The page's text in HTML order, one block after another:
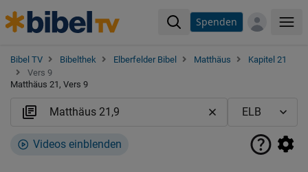
Spenden
Bibel TV Bibelthek Elberfelder Bibel Matthäus
Kapitel 21
Vers 9
Matthäus 21, Vers 9
Videos einblenden